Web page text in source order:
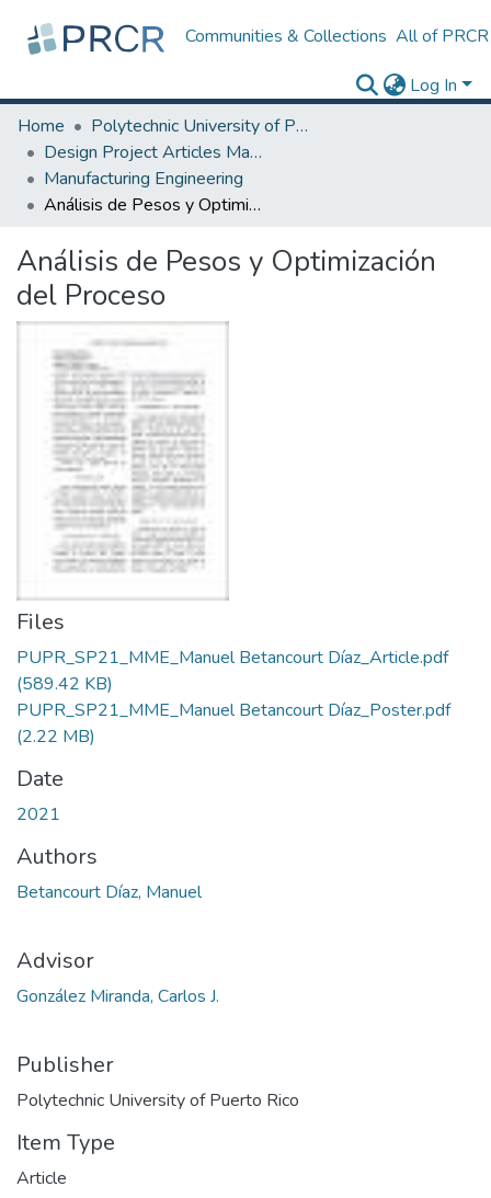
Communities & Collections All of PRCR
Log In
Home
Polytechnic University of Puerto Rico
Design Project Articles Master Degree
Manufacturing Engineering
Análisis de Pesos y Optimización del Proceso
Análisis de Pesos y Optimización
del Proceso
Files
PUPR_SP21_MME_Manuel Betancourt Díaz_Article.pdf
(589.42 KB)
PUPR_SP21_MME_Manuel Betancourt Díaz_Poster.pdf
(2.22 MB)
Date
2021
Authors
Betancourt Díaz, Manuel
Advisor
González Miranda, Carlos J.
Publisher
Polytechnic University of Puerto Rico
Item Type
Article